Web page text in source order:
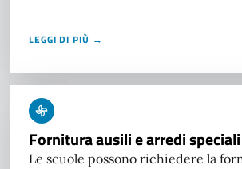
LEGGI DI PIÙ →
Fornitura ausili e arredi speciali
Le scuole possono richiedere la